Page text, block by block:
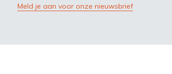
Meld je aan voor onze nieuwsbrief